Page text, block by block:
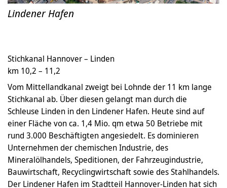
Lindener Hafen
Stichkanal Hannover – Linden
km 10,2 – 11,2
Vom Mittellandkanal zweigt bei Lohnde der 11 km lange
Stichkanal ab. Über diesen gelangt man durch die
Schleuse Linden in den Lindener Hafen. Heute sind auf
einer Fläche von ca. 1,4 Mio. qm etwa 50 Betriebe mit
rund 3.000 Beschäftigten angesiedelt. Es dominieren
Unternehmen der chemischen Industrie, des
Mineralölhandels, Speditionen, der Fahrzeugindustrie,
Bauwirtschaft, Recyclingwirtschaft sowie des Stahlhandels.
Der Lindener Hafen im Stadtteil Hannover-Linden hat sich